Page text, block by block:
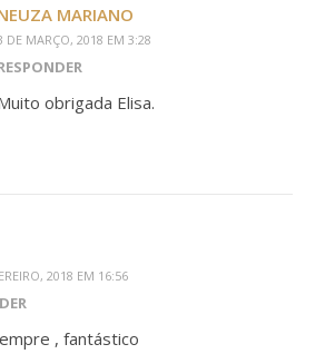
MARIANO
DE MARÇO, 2018 EM 3:28
obrigada Elisa.
2018 EM 16:56
, fantástico